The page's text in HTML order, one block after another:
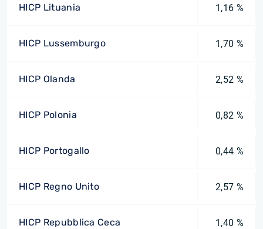
HICP Lituania 1,16 %
HICP Lussemburgo 1,70 %
HICP Olanda 2,52 %
HICP Polonia 0,82 %
HICP Portogallo 0,44 %
HICP Regno Unito 2,57 %
HICP Repubblica Ceca 1,40 %